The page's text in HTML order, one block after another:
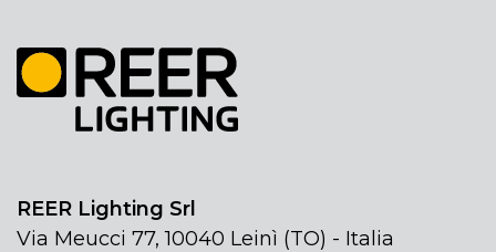
REER Lighting Srl
Via Meucci 77, 10040 Leinì (TO) - Italia